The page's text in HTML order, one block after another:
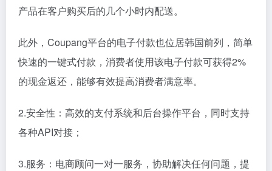
产品在客户购买后的几个小时内配送。
此外，Coupang平台的电子付款也位居韩国前列，简单
快速的一键式付款，消费者使用该电子付款可获得2%
的现金返还，能够有效提高消费者满意率。
2.安全性：高效的支付系统和后台操作平台，同时支持
各种API对接；
3.服务：电商顾问一对一服务，协助解决任何问题，提